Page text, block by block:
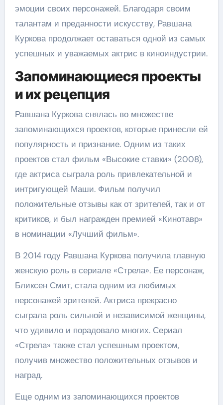
эмоции своих персонажей. Благодаря своим
талантам и преданности искусству, Равшана
Куркова продолжает оставаться одной из самых
успешных и уважаемых актрис в киноиндустрии.
Запоминающиеся проекты
и их рецепция
Равшана Куркова снялась во множестве
запоминающихся проектов, которые принесли ей
популярность и признание. Одним из таких
проектов стал фильм «Высокие ставки» (2008),
где актриса сыграла роль привлекательной и
интригующей Маши. Фильм получил
положительные отзывы как от зрителей, так и от
критиков, и был награжден премией «Кинотавр»
в номинации «Лучший фильм».
В 2014 году Равшана Куркова получила главную
женскую роль в сериале «Стрела». Ее персонаж,
Бликсен Смит, стала одним из любимых
персонажей зрителей. Актриса прекрасно
сыграла роль сильной и независимой женщины,
что удивило и порадовало многих. Сериал
«Стрела» также стал успешным проектом,
получив множество положительных отзывов и
наград.
Еще одним из запоминающихся проектов